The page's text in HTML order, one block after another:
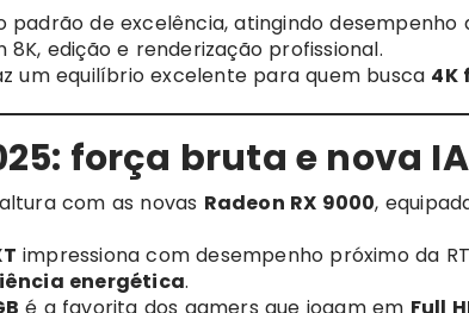
padrão de excelência, atingindo desempenho
edição e renderização profissional.
um equilíbrio excelente para quem busca 4K
força bruta e nova
com as novas Radeon RX 9000,
impressiona com desempenho próximo da
energética.